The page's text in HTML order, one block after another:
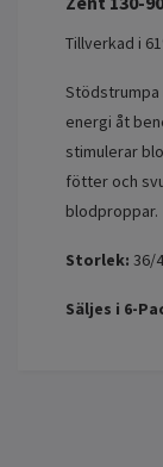
Tillverkad i
energi åt
stimulerar
fötter och
blodproppar.
Storlek: 36/
Säljes i 6-